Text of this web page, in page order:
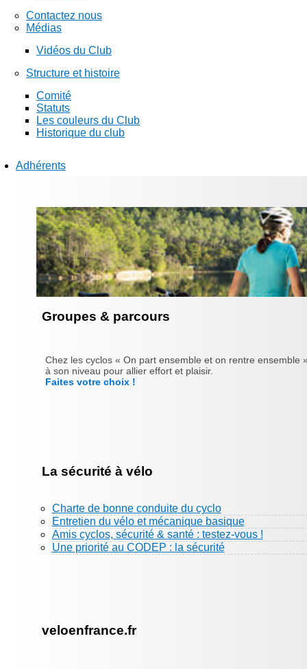
Contactez nous
Médias
Vidéos du Club
Structure et histoire
Comité
Statuts
Les couleurs du Club
Historique du club
Adhérents
Groupes & parcours
Chez les cyclos « On part ensemble et on rentre
à son niveau pour allier effort et plaisir.
Faites votre choix !
La sécurité à vélo
Charte de bonne conduite du cyclo
Entretien du vélo et mécanique basique
Amis cyclos, sécurité & santé : testez-vous !
Une priorité au CODEP : la sécurité
veloenfrance.fr